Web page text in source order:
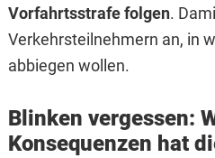
Vorfahrtsstrafe folgen.
Verkehrsteilnehmern an, in
abbiegen wollen.
Blinken vergessen:
Konsequenzen hat